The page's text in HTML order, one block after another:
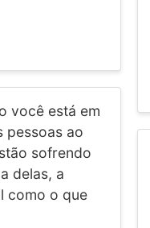
você está em
pessoas ao
sofrendo
delas, a
como o que